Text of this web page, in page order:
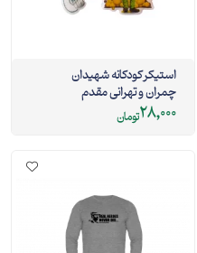
استیکر کودکانه شهیدان
چمران و تهرانی مقدم
28,000تومان